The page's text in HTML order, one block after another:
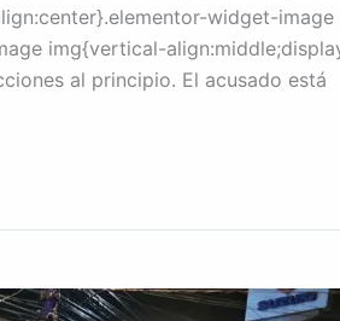
widget-image
img{vertical-
al principio. El acusado está